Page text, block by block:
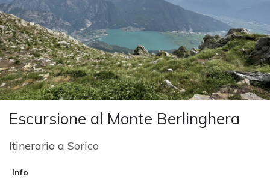
Escursione al Monte Berlinghera
Itinerario a Sorico
Info